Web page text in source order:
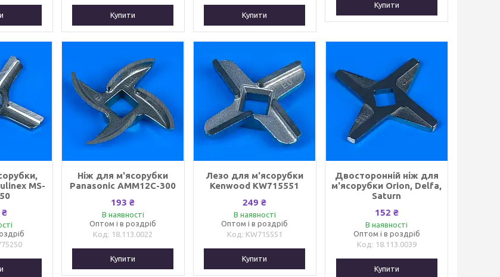
Купити Купити
Купити
MS-
Ніж для м'ясорубки
Panasonic AMM12C-300
193 ₴
В наявності
Оптом і в роздріб
18.113.0022
Купити
Лезо для м'ясорубки
Kenwood KW715551
249 ₴
В наявності
Оптом і в роздріб
KW715551
Купити
Двосторонній ніж для
м'ясорубки Orion, Delfa,
Saturn
152 ₴
В наявності
Оптом і в роздріб
18.113.0039
Купити